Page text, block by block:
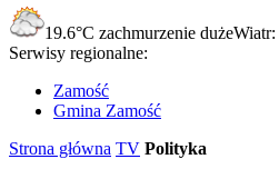
19.6°C zachmurzenie dużeWiatr:
Serwisy regionalne:
Zamość
Gmina Zamość
Strona główna TV Polityka